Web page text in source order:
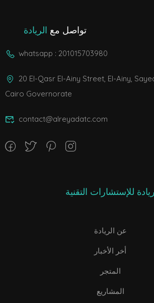
تواصل مع الريادة
whatsapp : 201015703980
20 El-Qasr El-Ainy Street, El-Ainy,
Cairo Governorate
contact@alreyadatc.com
للإستشارات التقنية
عن الريادة
أخر الأخبار
المتجر
المشاريع